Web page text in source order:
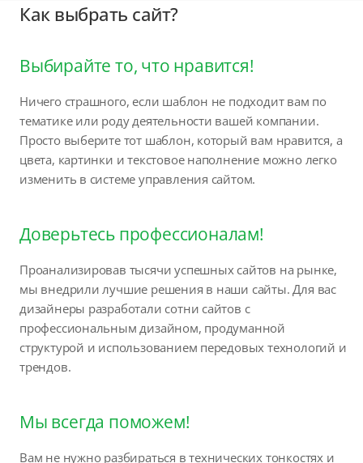
Как выбрать сайт?
Выбирайте то, что нравится!
Ничего страшного, если шаблон не подходит вам по
тематике или роду деятельности вашей компании.
Просто выберите тот шаблон, который вам нравится, а
цвета, картинки и текстовое наполнение можно легко
изменить в системе управления сайтом.
Доверьтесь профессионалам!
Проанализировав тысячи успешных сайтов на рынке,
мы внедрили лучшие решения в наши сайты. Для вас
дизайнеры разработали сотни сайтов с
профессиональным дизайном, продуманной
структурой и использованием передовых технологий и
трендов.
Мы всегда поможем!
Вам не нужно разбираться в технических тонкостях и